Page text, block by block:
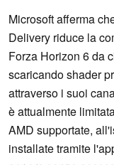
Microsoft afferma
Delivery riduce la
Forza Horizon 6 da
scaricando shader
attraverso i suoi
è attualmente
AMD supportate,
installate tramite